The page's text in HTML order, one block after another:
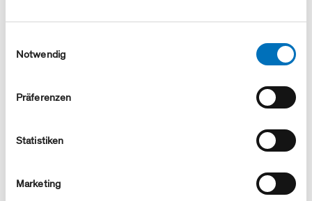
Notwendig
Präferenzen
Statistiken
Marketing
EIC-Ausgabestelle
Transit Capacity Wallbach-Passo Gries on PRISMA